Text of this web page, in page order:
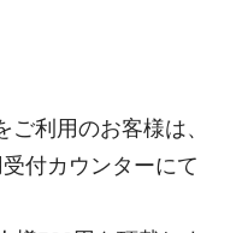
ご利用のお客様は、
付カウンターにて